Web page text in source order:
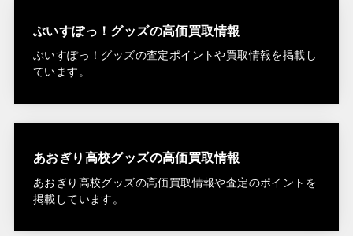
ぶいすぽっ！グッズの高価買取情報
ぶいすぽっ！グッズの査定ポイントや買取情報を掲載し
ています。
あおぎり高校グッズの高価買取情報
あおぎり高校グッズの高価買取情報や査定のポイントを
掲載しています。